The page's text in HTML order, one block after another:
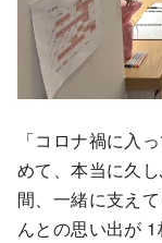
「コロナ禍に入
めて、本当に久
間、一緒に支え
んとの思い出が 1